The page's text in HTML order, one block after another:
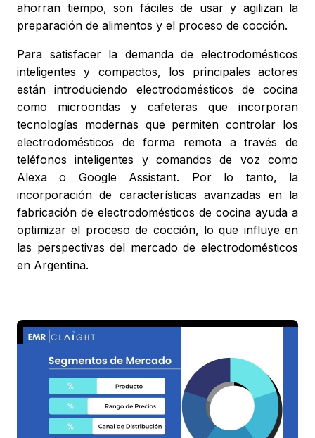
ahorran tiempo, son fáciles de usar y agilizan la
preparación de alimentos y el proceso de cocción.
Para satisfacer la demanda de electrodomésticos
inteligentes y compactos, los principales actores
están introduciendo electrodomésticos de cocina
como microondas y cafeteras que incorporan
tecnologías modernas que permiten controlar los
electrodomésticos de forma remota a través de
teléfonos inteligentes y comandos de voz como
Alexa o Google Assistant. Por lo tanto, la
incorporación de características avanzadas en la
fabricación de electrodomésticos de cocina ayuda a
optimizar el proceso de cocción, lo que influye en
las perspectivas del mercado de electrodomésticos
en Argentina.